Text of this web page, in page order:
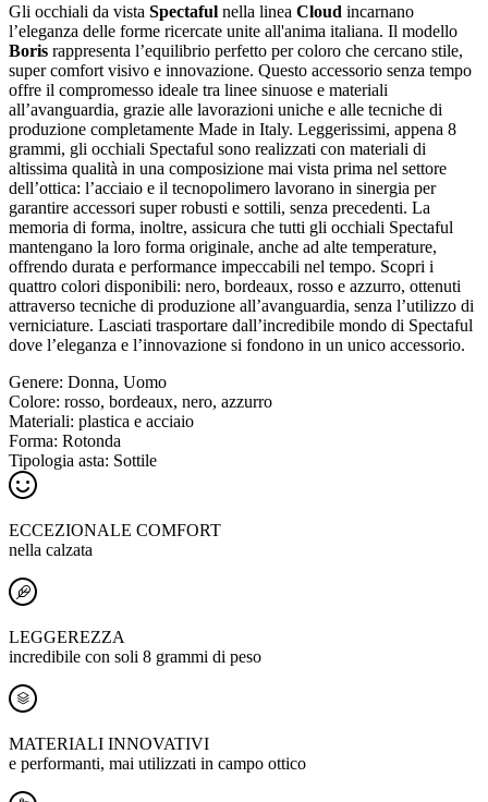
Gli occhiali da vista Spectaful nella linea Cloud incarnano
l’eleganza delle forme ricercate unite all'anima italiana. Il modello
Boris rappresenta l’equilibrio perfetto per coloro che cercano stile,
super comfort visivo e innovazione. Questo accessorio senza tempo
offre il compromesso ideale tra linee sinuose e materiali
all’avanguardia, grazie alle lavorazioni uniche e alle tecniche di
produzione completamente Made in Italy. Leggerissimi, appena 8
grammi, gli occhiali Spectaful sono realizzati con materiali di
altissima qualità in una composizione mai vista prima nel settore
dell’ottica: l’acciaio e il tecnopolimero lavorano in sinergia per
garantire accessori super robusti e sottili, senza precedenti. La
memoria di forma, inoltre, assicura che tutti gli occhiali Spectaful
mantengano la loro forma originale, anche ad alte temperature,
offrendo durata e performance impeccabili nel tempo. Scopri i
quattro colori disponibili: nero, bordeaux, rosso e azzurro, ottenuti
attraverso tecniche di produzione all’avanguardia, senza l’utilizzo di
verniciature. Lasciati trasportare dall’incredibile mondo di Spectaful
dove l’eleganza e l’innovazione si fondono in un unico accessorio.
Genere: Donna, Uomo
Colore: rosso, bordeaux, nero, azzurro
Materiali: plastica e acciaio
Forma: Rotonda
Tipologia asta: Sottile
ECCEZIONALE COMFORT
nella calzata
LEGGEREZZA
incredibile con soli 8 grammi di peso
MATERIALI INNOVATIVI
e performanti, mai utilizzati in campo ottico